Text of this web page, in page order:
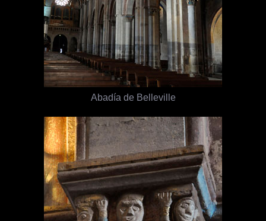
Abadía de Belleville